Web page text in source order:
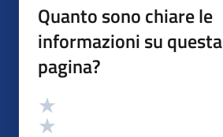
Quanto sono chiare le
informazioni su questa
pagina?
Valutazione